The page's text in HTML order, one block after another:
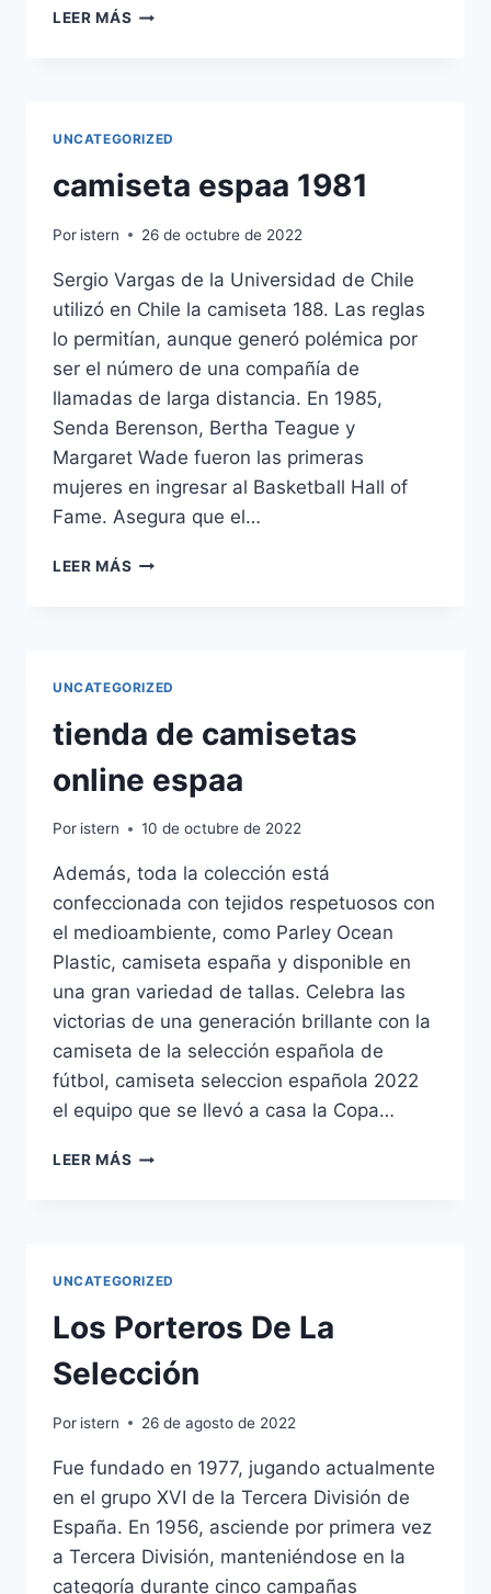
LEER MÁS SELECCION
UNCATEGORIZED
camiseta espaa 1981
Por istern 26 de octubre de 2022
Sergio Vargas de la Universidad de Chile
utilizó en Chile la camiseta 188. Las reglas
lo permitían, aunque generó polémica por
ser el número de una compañía de
llamadas de larga distancia. En 1985,
Senda Berenson, Bertha Teague y
Margaret Wade fueron las primeras
mujeres en ingresar al Basketball Hall of
Fame. Asegura que el…
LEER MÁS CAMISETA
UNCATEGORIZED
tienda de camisetas
online espaa
Por istern 10 de octubre de 2022
Además, toda la colección está
confeccionada con tejidos respetuosos con
el medioambiente, como Parley Ocean
Plastic, camiseta españa y disponible en
una gran variedad de tallas. Celebra las
victorias de una generación brillante con la
camiseta de la selección española de
fútbol, camiseta seleccion española 2022
el equipo que se llevó a casa la Copa…
LEER MÁS TIENDA
UNCATEGORIZED
Los Porteros De La
Selección
Por istern 26 de agosto de 2022
Fue fundado en 1977, jugando actualmente
en el grupo XVI de la Tercera División de
España. En 1956, asciende por primera vez
a Tercera División, manteniéndose en la
categoría durante cinco campañas